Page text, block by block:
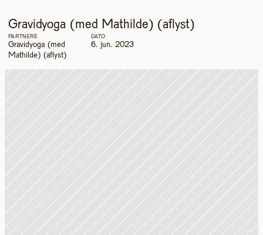
Gravidyoga (med Mathilde) (aflyst)
PARTNERE
Gravidyoga (med
Mathilde) (aflyst)
DATO
6. jun. 2023